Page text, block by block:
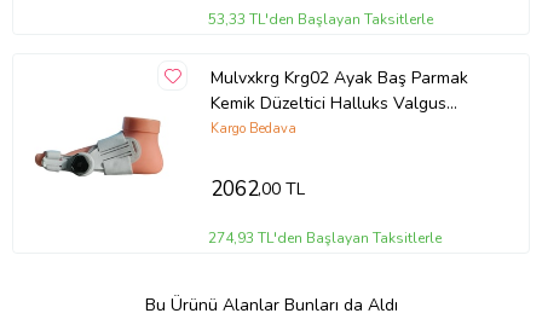
53,33 TL'den Başlayan Taksitlerle
Mulvxkrg Krg02 Ayak Baş Parmak
Kemik Düzeltici Halluks Valgus
(Mulvix)
Kargo Bedava
2062,00 TL
274,93 TL'den Başlayan Taksitlerle
Bu Ürünü Alanlar Bunları da Aldı